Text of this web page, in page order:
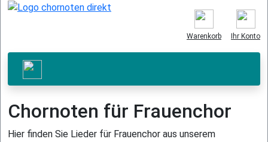
Ihr Konto
Warenkorb
Chornoten für Frauenchor
Hier finden Sie Lieder für Frauenchor aus unserem